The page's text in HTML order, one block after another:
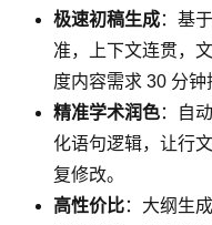
极速初稿生成：基
准，上下文连贯，
度内容需求 30 分钟
精准学术润色：自
化语句逻辑，让行
复修改。
高性价比：大纲生